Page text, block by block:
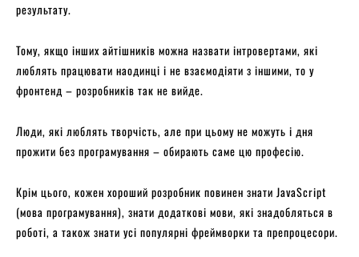
результату.
Тому, якщо інших айтішників можна назвати інтровертами, які
люблять працювати наодинці і не взаємодіяти з іншими, то у
фронтенд – розробників так не вийде.
Люди, які люблять творчість, але при цьому не можуть і дня
прожити без програмування – обирають саме цю професію.
Крім цього, кожен хороший розробник повинен знати JavaScript
(мова програмування), знати додаткові мови, які знадобляться в
роботі, а також знати усі популярні фреймворки та препроцесори.